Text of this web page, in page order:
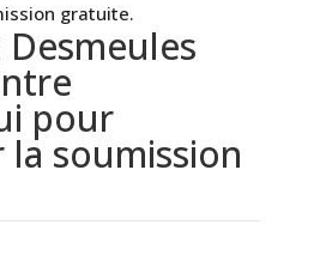
gratuite.
pour
soumission